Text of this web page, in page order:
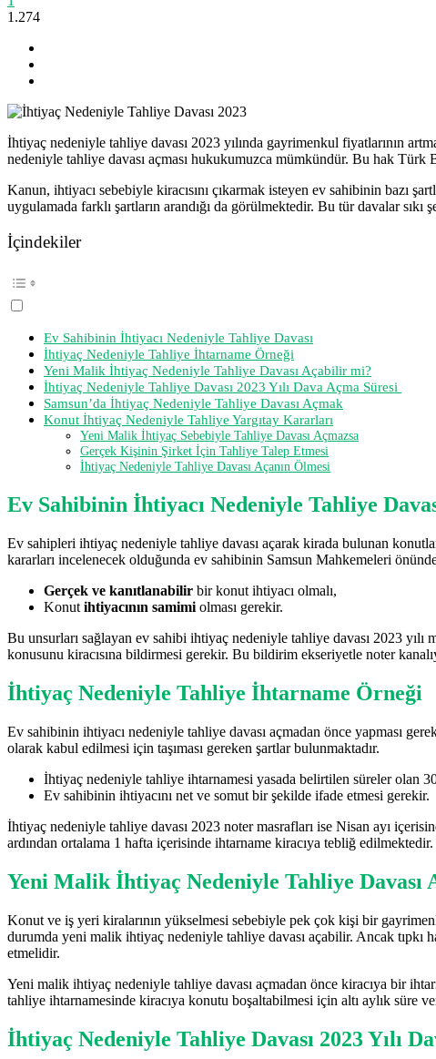
1.274
İhtiyaç nedeniyle tahliye davası 2023 yılında gayrimenkul fiyatlarının
nedeniyle tahliye davası açması hukukumuzca mümkündür. Bu hak Türk
Kanun, ihtiyacı sebebiyle kiracısını çıkarmak isteyen ev sahibinin bazı
uygulamada farklı şartların arandığı da görülmektedir. Bu tür davalar
İçindekiler
Ev Sahibinin İhtiyacı Nedeniyle Tahliye Davası
İhtiyaç Nedeniyle Tahliye İhtarname Örneği
Yeni Malik İhtiyaç Nedeniyle Tahliye Davası Açabilir mi?
İhtiyaç Nedeniyle Tahliye Davası 2023 Yılı Dava Açma Süresi
Samsun’da İhtiyaç Nedeniyle Tahliye Davası Açmak
Konut İhtiyaç Nedeniyle Tahliye Yargıtay Kararları
Yeni Malik İhtiyaç Sebebiyle Tahliye Davası Açmazsa
Gerçek Kişinin Şirket İçin Tahliye Talep Etmesi
İhtiyaç Nedeniyle Tahliye Davası Açanın Ölmesi
Ev Sahibinin İhtiyacı Nedeniyle Tahliye
Ev sahipleri ihtiyaç nedeniyle tahliye davası açarak kirada bulunan
kararları incelenecek olduğunda ev sahibinin Samsun Mahkemeleri
Gerçek ve kanıtlanabilir bir konut ihtiyacı olmalı,
Konut ihtiyacının samimi olması gerekir.
Bu unsurları sağlayan ev sahibi ihtiyaç nedeniyle tahliye davası 2023 yılı
konusunu kiracısına bildirmesi gerekir. Bu bildirim ekseriyetle noter
İhtiyaç Nedeniyle Tahliye İhtarname Örneği
Ev sahibinin ihtiyacı nedeniyle tahliye davası açmadan önce yapması
olarak kabul edilmesi için taşıması gereken şartlar bulunmaktadır.
İhtiyaç nedeniyle tahliye ihtarnamesi yasada belirtilen süreler olan
Ev sahibinin ihtiyacını net ve somut bir şekilde ifade etmesi gerekir.
İhtiyaç nedeniyle tahliye davası 2023 noter masrafları ise Nisan ayı
ardından ortalama 1 hafta içerisinde ihtarname kiracıya tebliğ edilmektedir.
Yeni Malik İhtiyaç Nedeniyle Tahliye Davası
Konut ve iş yeri kiralarının yükselmesi sebebiyle pek çok kişi bir
durumda yeni malik ihtiyaç nedeniyle tahliye davası açabilir. Ancak tıpkı
etmelidir.
Yeni malik ihtiyaç nedeniyle tahliye davası açmadan önce kiracıya bir
tahliye ihtarnamesinde kiracıya konutu boşaltabilmesi için altı aylık süre
İhtiyaç Nedeniyle Tahliye Davası 2023 Yılı